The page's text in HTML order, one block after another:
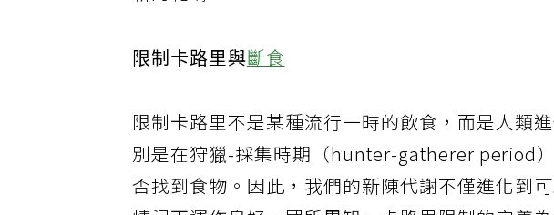
新的範疇。
限制卡路里與斷食
限制卡路里不是某種流行一時的飲食，而是人類
別是在狩獵-採集時期（hunter-gatherer period
否找到食物。因此，我們的新陳代謝不僅進化到